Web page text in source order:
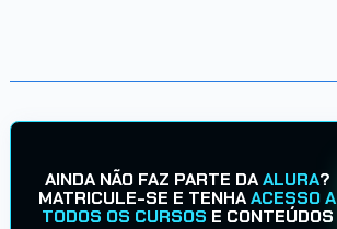
AINDA NÃO FAZ PARTE DAALURA?
MATRICULE-SE E TENHAACESSO A
TODOS OS CURSOS E CONTEÚDOS